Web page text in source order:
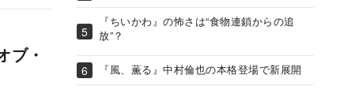
ブ・
『ちいかわ』の怖さは“食物連鎖からの追
放”？
『風、薫る』中村倫也の本格登場で新展開